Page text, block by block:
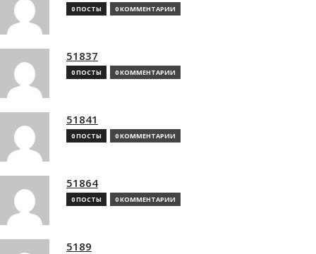
0 ПОСТЫ 0 КОММЕНТАРИИ
51837
0 ПОСТЫ 0 КОММЕНТАРИИ
51841
0 ПОСТЫ 0 КОММЕНТАРИИ
51864
0 ПОСТЫ 0 КОММЕНТАРИИ
5189